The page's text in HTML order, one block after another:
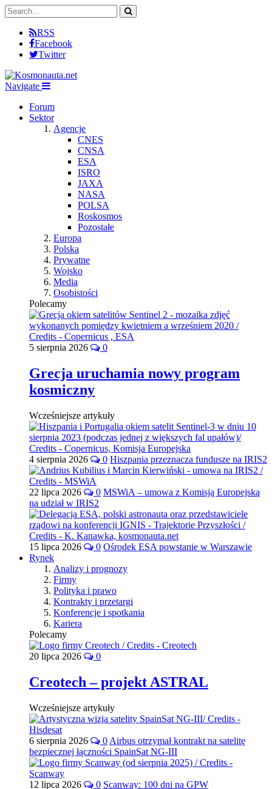
RSS
Facebook
Twitter
Navigate
Forum
Sektor
Agencje
CNES
CNSA
ESA
ISRO
JAXA
NASA
POLSA
Roskosmos
Pozostałe
Europa
Polska
Prywatne
Wojsko
Media
Osobistości
Polecamy
5 sierpnia 2026 0
Grecja uruchamia nowy program
kosmiczny
Wcześniejsze artykuły
4 sierpnia 2026 0 Hiszpania przeznacza fundusze na IRIS2
22 lipca 2026 0 MSWiA – umowa z Komisją Europejską
na udział w IRIS2
15 lipca 2026 0 Ośrodek ESA powstanie w Warszawie
Rynek
Analizy i prognozy
Firmy
Polityka i prawo
Kontrakty i przetargi
Konferencje i spotkania
Kariera
Polecamy
20 lipca 2026 0
Creotech – projekt ASTRAL
Wcześniejsze artykuły
6 sierpnia 2026 0 Airbus otrzymał kontrakt na satelitę
bezpiecznej łączności SpainSat NG-III
12 lipca 2026 0 Scanway: 100 dni na GPW